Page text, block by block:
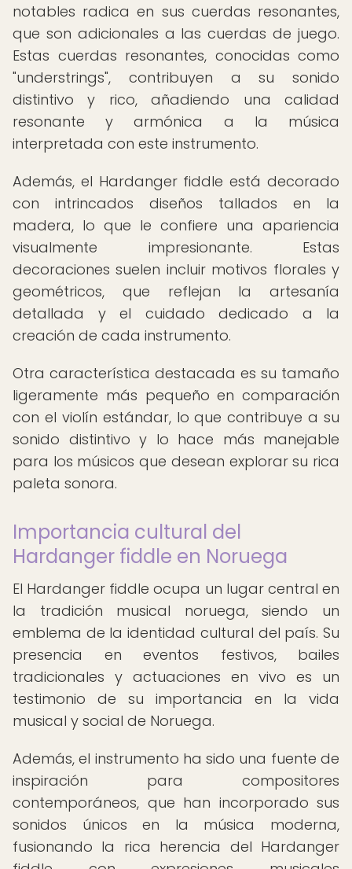
notables radica en sus cuerdas resonantes,
que son adicionales a las cuerdas de juego.
Estas cuerdas resonantes, conocidas como
"understrings", contribuyen a su sonido
distintivo y rico, añadiendo una calidad
resonante y armónica a la música
interpretada con este instrumento.
Además, el Hardanger fiddle está decorado
con intrincados diseños tallados en la
madera, lo que le confiere una apariencia
visualmente impresionante. Estas
decoraciones suelen incluir motivos florales y
geométricos, que reflejan la artesanía
detallada y el cuidado dedicado a la
creación de cada instrumento.
Otra característica destacada es su tamaño
ligeramente más pequeño en comparación
con el violín estándar, lo que contribuye a su
sonido distintivo y lo hace más manejable
para los músicos que desean explorar su rica
paleta sonora.
Importancia cultural del
Hardanger fiddle en Noruega
El Hardanger fiddle ocupa un lugar central en
la tradición musical noruega, siendo un
emblema de la identidad cultural del país. Su
presencia en eventos festivos, bailes
tradicionales y actuaciones en vivo es un
testimonio de su importancia en la vida
musical y social de Noruega.
Además, el instrumento ha sido una fuente de
inspiración para compositores
contemporáneos, que han incorporado sus
sonidos únicos en la música moderna,
fusionando la rica herencia del Hardanger